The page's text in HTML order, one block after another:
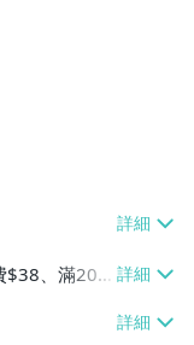
$38、滿20
爾富取貨
消費滿$20